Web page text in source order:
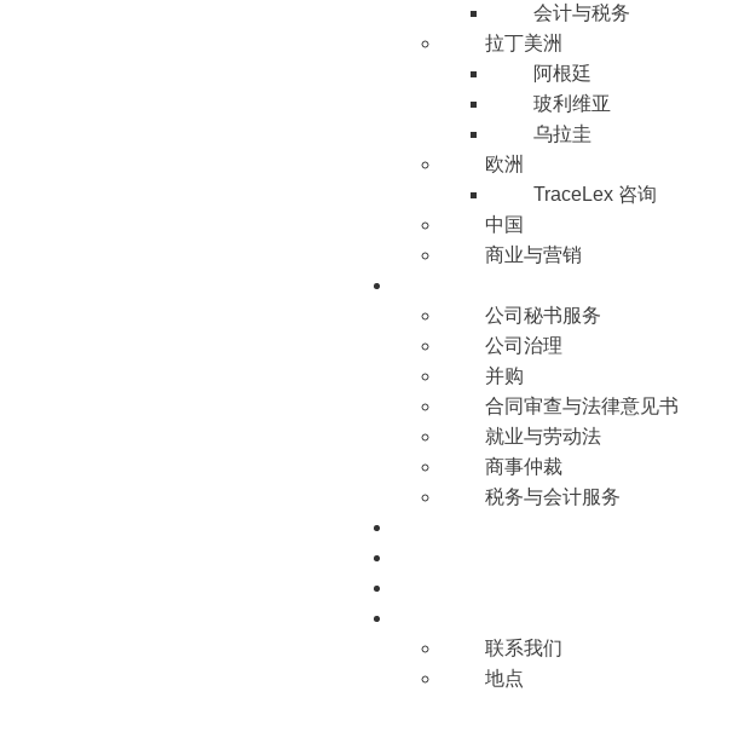
会计与税务
拉丁美洲
阿根廷
玻利维亚
乌拉圭
欧洲
TraceLex 咨询
中国
商业与营销
公司秘书服务
公司治理
并购
合同审查与法律意见书
就业与劳动法
商事仲裁
税务与会计服务
联系我们
地点